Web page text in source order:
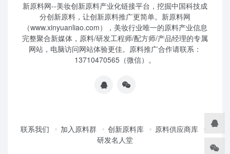
新原料网--美妆创新原料产业化链接平台，挖掘中国科技成
分创新原料，让创新原料推广更简单。新原料网
（www.xinyuanliao.com），美妆行业唯一的原料产业信息
完整聚合新媒体，原料/研发工程师/配方师/产品经理的专属
网站，电脑访问网站体验更佳。原料推广合作请联系：
13710470565（微信）。
联系我们 加入原料群 创新原料库
原料供应商库
研发名人堂